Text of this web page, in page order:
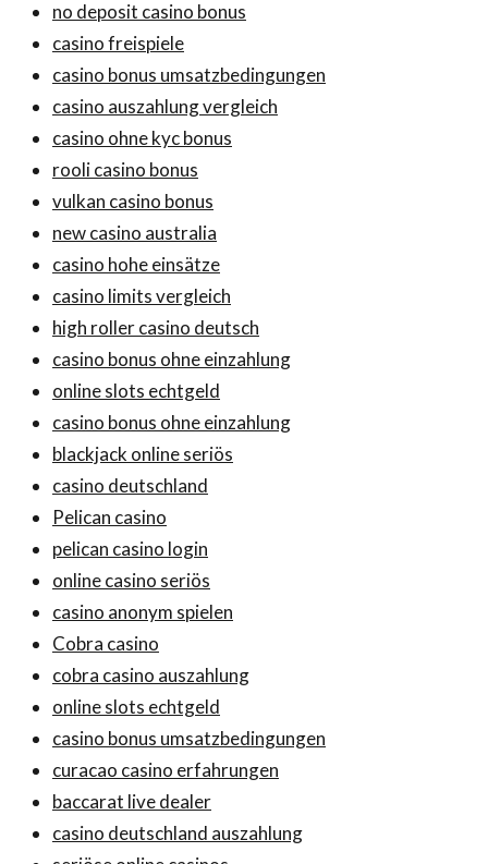
no deposit casino bonus
casino freispiele
casino bonus umsatzbedingungen
casino auszahlung vergleich
casino ohne kyc bonus
rooli casino bonus
vulkan casino bonus
new casino australia
casino hohe einsätze
casino limits vergleich
high roller casino deutsch
casino bonus ohne einzahlung
online slots echtgeld
casino bonus ohne einzahlung
blackjack online seriös
casino deutschland
Pelican casino
pelican casino login
online casino seriös
casino anonym spielen
Cobra casino
cobra casino auszahlung
online slots echtgeld
casino bonus umsatzbedingungen
curacao casino erfahrungen
baccarat live dealer
casino deutschland auszahlung